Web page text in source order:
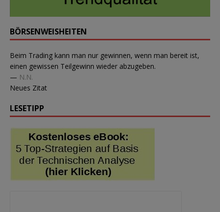
BÖRSENWEISHEITEN
Beim Trading kann man nur gewinnen, wenn man bereit ist,
einen gewissen Teilgewinn wieder abzugeben.
— N.N.
Neues Zitat
LESETIPP